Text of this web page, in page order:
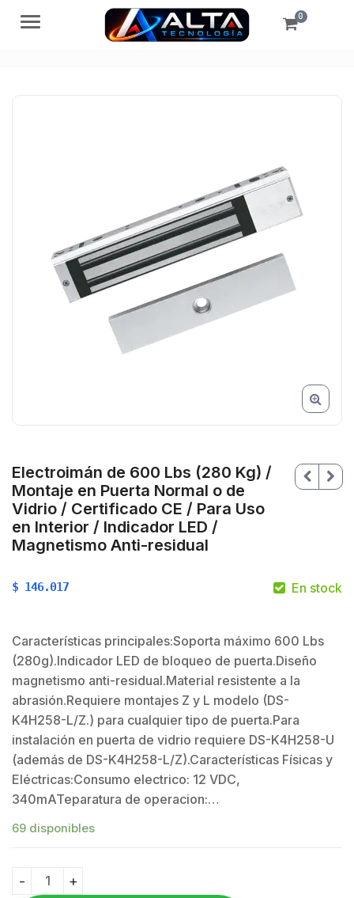
Menú 0
Electroimán de 600 Lbs (280 Kg) /
Montaje en Puerta Normal o de
Vidrio / Certificado CE / Para Uso
en Interior / Indicador LED /
Magnetismo Anti-residual
$ 146.017 En stock
Características principales:Soporta máximo 600 Lbs
(280g).Indicador LED de bloqueo de puerta.Diseño
magnetismo anti-residual.Material resistente a la
abrasión.Requiere montajes Z y L modelo (DS-
K4H258-L/Z.) para cualquier tipo de puerta.Para
instalación en puerta de vidrio requiere DS-K4H258-U
(además de DS-K4H258-L/Z).Características Físicas y
Eléctricas:Consumo electrico: 12 VDC,
340mATeparatura de operacion:…
69 disponibles
Electroimán de 600 Lbs (280 Kg) / Montaje en